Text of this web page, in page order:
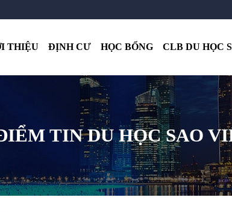
THIỆU ĐỊNH CƯ HỌC BỔNG CLB DU HỌC
TIN DU HỌC SAO